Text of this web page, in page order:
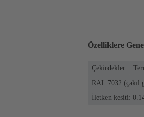
Özelliklere
Çekirdekler
RAL 7032 (çakıl
İletken kesiti: